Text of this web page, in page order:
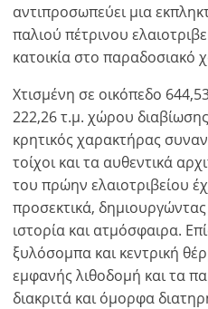
αντιπροσωπεύει μια
παλιού πέτρινου
κατοικία στο παραδοσιακό
Χτισμένη σε οικόπεδο
222,26 τ.μ. χώρου
κρητικός χαρακτήρας
τοίχοι και τα αυθεντικά
του πρώην ελαιοτριβείου
προσεκτικά,
ιστορία και ατμόσφαιρα.
ξυλόσομπα και κεντρική
εμφανής λιθοδομή και τα
διακριτά και όμορφα